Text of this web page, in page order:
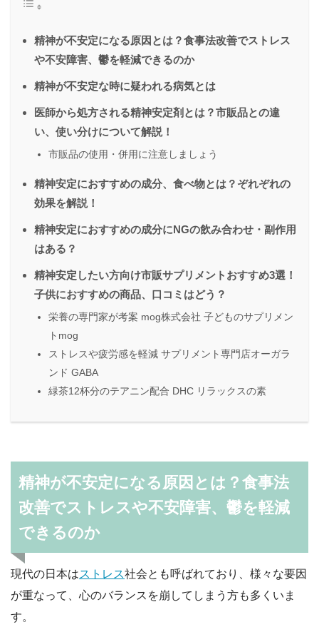
精神が不安定になる原因とは？食事法改善でストレス
や不安障害、鬱を軽減できるのか
精神が不安定な時に疑われる病気とは
医師から処方される精神安定剤とは？市販品との違
い、使い分けについて解説！
市販品の使用・併用に注意しましょう
精神安定におすすめの成分、食べ物とは？ぞれぞれの
効果を解説！
精神安定におすすめの成分にNGの飲み合わせ・副作用
はある？
精神安定したい方向け市販サプリメントおすすめ3選！
子供におすすめの商品、口コミはどう？
栄養の専門家が考案 mog株式会社 子どものサプリメン
トmog
ストレスや疲労感を軽減 サプリメント専門店オーガラ
ンド GABA
緑茶12杯分のテアニン配合 DHC リラックスの素
精神が不安定になる原因とは？食事法
改善でストレスや不安障害、鬱を軽減
できるのか
現代の日本はストレス社会とも呼ばれており、様々な要因
が重なって、心のバランスを崩してしまう方も多くいま
す。